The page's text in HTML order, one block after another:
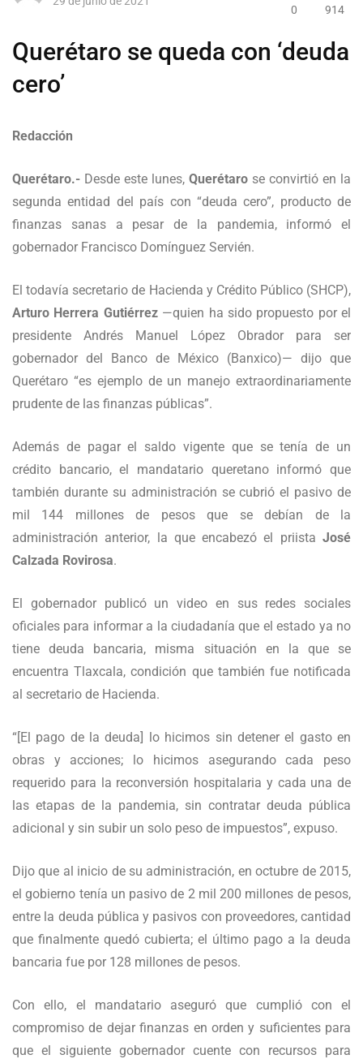
0 914
Querétaro se queda con ‘deuda
cero’
Redacción
Querétaro.- Desde este lunes, Querétaro se convirtió en la
segunda entidad del país con “deuda cero”, producto de
finanzas sanas a pesar de la pandemia, informó el
gobernador Francisco Domínguez Servién.
El todavía secretario de Hacienda y Crédito Público (SHCP),
Arturo Herrera Gutiérrez—quien ha sido propuesto por el
presidente Andrés Manuel López Obrador para ser
gobernador del Banco de México (Banxico)— dijo que
Querétaro “es ejemplo de un manejo extraordinariamente
prudente de las finanzas públicas”.
Además de pagar el saldo vigente que se tenía de un
crédito bancario, el mandatario queretano informó que
también durante su administración se cubrió el pasivo de
mil 144 millones de pesos que se debían de la
administración anterior, la que encabezó el priista José
Calzada Rovirosa.
El gobernador publicó un video en sus redes sociales
oficiales para informar a la ciudadanía que el estado ya no
tiene deuda bancaria, misma situación en la que se
encuentra Tlaxcala, condición que también fue notificada
al secretario de Hacienda.
“[El pago de la deuda] lo hicimos sin detener el gasto en
obras y acciones; lo hicimos asegurando cada peso
requerido para la reconversión hospitalaria y cada una de
las etapas de la pandemia, sin contratar deuda pública
adicional y sin subir un solo peso de impuestos”, expuso.
Dijo que al inicio de su administración, en octubre de 2015,
el gobierno tenía un pasivo de 2 mil 200 millones de pesos,
entre la deuda pública y pasivos con proveedores, cantidad
que finalmente quedó cubierta; el último pago a la deuda
bancaria fue por 128 millones de pesos.
Con ello, el mandatario aseguró que cumplió con el
compromiso de dejar finanzas en orden y suficientes para
que el siguiente gobernador cuente con recursos para